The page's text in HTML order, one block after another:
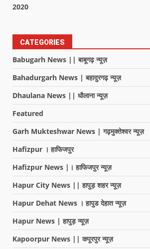
2020
CATEGORIES
Babugarh News || बाबूगढ़ न्यूज़
Bahadurgarh News | बहादुरगढ़ न्यूज़
Dhaulana News || धौलाना न्यूज़
Featured
Garh Mukteshwar News | गढ़मुक्तेश्वर न्यूज़
Hafizpur । हाफिजपुर
Hafizpur News |। हाफिजपुर न्यूज़
Hapur City News || हापुड़ शहर न्यूज़
Hapur Dehat News । हापुड देहात न्यूज़
Hapur News | हापुड़ न्यूज़
Kapoorpur News || कपूरपुर न्यूज़